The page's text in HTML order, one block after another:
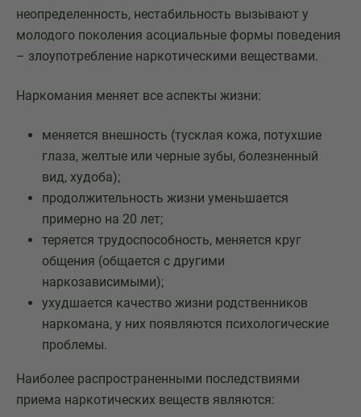
неопределенность, нестабильность вызывают у
молодого поколения асоциальные формы поведения
– злоупотребление наркотическими веществами.
Наркомания меняет все аспекты жизни:
меняется внешность (тусклая кожа, потухшие
глаза, желтые или черные зубы, болезненный
вид, худоба);
продолжительность жизни уменьшается
примерно на 20 лет;
теряется трудоспособность, меняется круг
общения (общается с другими
наркозависимыми);
ухудшается качество жизни родственников
наркомана, у них появляются психологические
проблемы.
Наиболее распространенными последствиями
приема наркотических веществ являются: